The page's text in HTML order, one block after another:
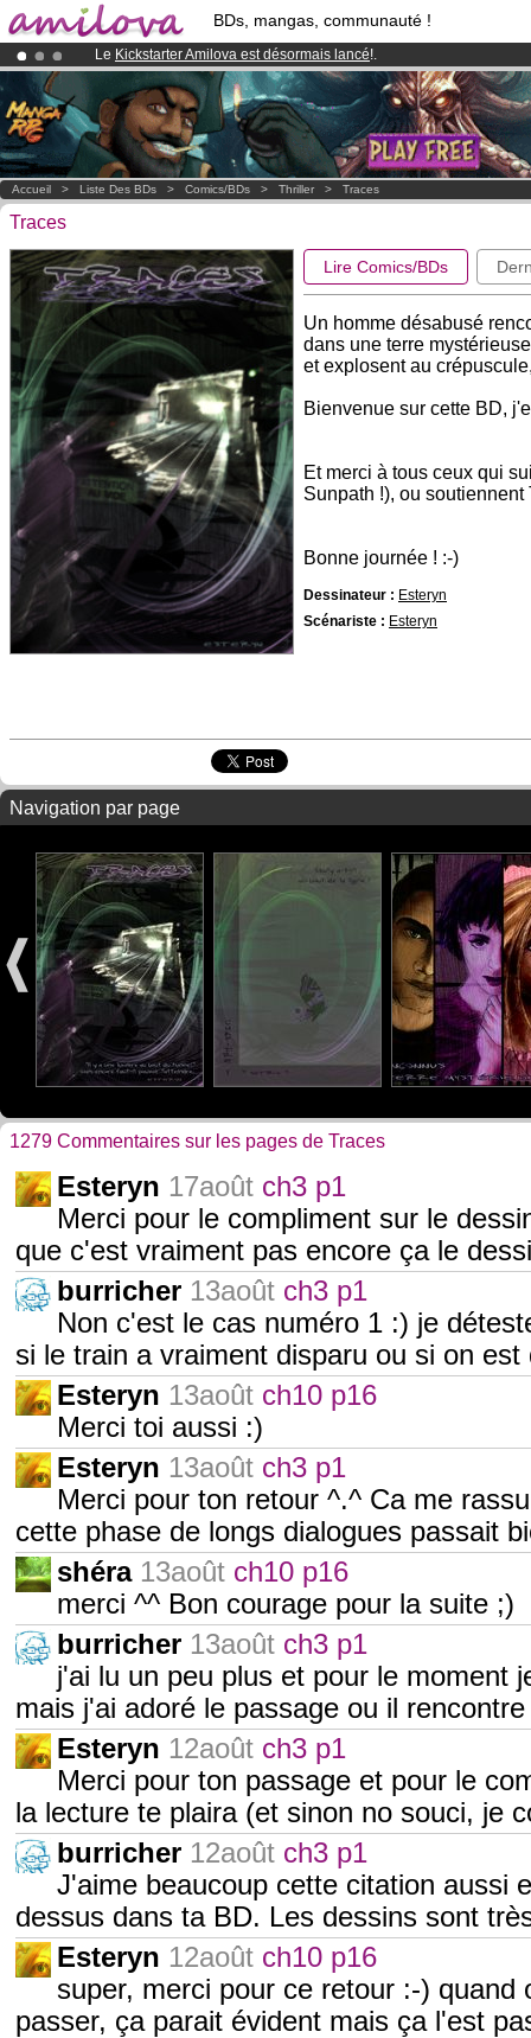
BDs, mangas, communauté !
Le Kickstarter Amilova est désormais lancé!.
Déjà 134393membreset 1208BDs & Mangas!
Abonnement premium: à partir de
3.95 eurospar mois !Clique ici
Accueil > Liste Des BDs > Comics/BDs > Thriller > Traces
Traces
Lire Comics/BDs
Un homme désabusé
dans une terre
et explosent au
Bienvenue sur cette BD,
Et merci à tous ceux qui
Sunpath !), ou
Bonne journée ! :-)
Dessinateur : Esteryn
Scénariste : Esteryn
Navigation par page
1279 Commentaires sur les pages de Traces
Esteryn 17août ch3 p1
Merci pour le compliment sur le
que c'est vraiment pas encore ça le
burricher 13août ch3 p1
Non c'est le cas numéro 1 :) je
si le train a vraiment disparu ou si on
Esteryn 13août ch10 p16
Merci toi aussi :)
Esteryn 13août ch3 p1
Merci pour ton retour ^.^ Ca me
cette phase de longs dialogues passait
shéra 13août ch10 p16
merci ^^ Bon courage pour la suite ;)
burricher 13août ch3 p1
j'ai lu un peu plus et pour le moment
mais j'ai adoré le passage ou il
Esteryn 12août ch3 p1
Merci pour ton passage et pour le
la lecture te plaira (et sinon no souci, je
burricher 12août ch3 p1
J'aime beaucoup cette citation aussi
dessus dans ta BD. Les dessins sont
Esteryn 12août ch10 p16
super, merci pour ce retour :-) quand
passer, ça parait évident mais ça l'est